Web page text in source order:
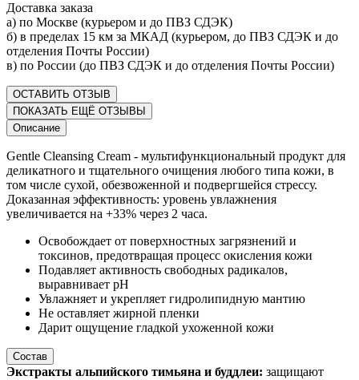
Доставка заказа
а) по Москве (курьером и до ПВЗ СДЭК)
б) в пределах 15 км за МКАД (курьером, до ПВЗ СДЭК и до
отделения Почты России)
в) по России (до ПВЗ СДЭК и до отделения Почты России)
ОСТАВИТЬ ОТЗЫВ
ПОКАЗАТЬ ЕЩЁ ОТЗЫВЫ
Описание
Gentle Cleansing Cream - мультифункциональный продукт для
деликатного и тщательного очищения любого типа кожи, в
том числе сухой, обезвоженной и подвергшейся стрессу.
Доказанная эффективность: уровень увлажнения
увеличивается на +33% через 2 часа.
Освобождает от поверхностных загрязнений и
токсинов, предотвращая процесс окисления кожи
Подавляет активность свободных радикалов,
выравнивает рН
Увлажняет и укрепляет гидролипидную мантию
Не оставляет жирной пленки
Дарит ощущение гладкой ухоженной кожи
Состав
Экстракты альпийского тимьяна и буддлеи: защищают